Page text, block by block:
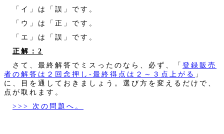
「イ」は「誤」です。
「ウ」は「正」です。
「エ」は「誤」です。
正解：2
さて、最終解答でミスったのなら、必ず、「 登録販売
者の解答は２回念押し‐最終得点は２～３点上がる 」
に、目を通しておきましょう。選び方を変えるだけで、
点が取れます。
>>> 次の問題へ。